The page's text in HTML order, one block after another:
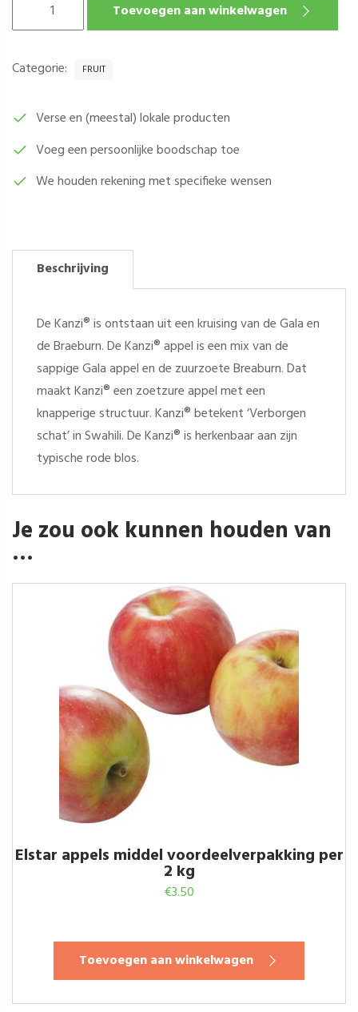
AANTAL
Toevoegen aan winkelwagen
Categorie: FRUIT
Verse en (meestal) lokale producten
Voeg een persoonlijke boodschap toe
We houden rekening met specifieke wensen
Beschrijving
De Kanzi® is ontstaan uit een kruising van de Gala en
de Braeburn. De Kanzi® appel is een mix van de
sappige Gala appel en de zuurzoete Breaburn. Dat
maakt Kanzi® een zoetzure appel met een
knapperige structuur. Kanzi® betekent ‘Verborgen
schat’ in Swahili. De Kanzi® is herkenbaar aan zijn
typische rode blos.
Je zou ook kunnen houden van
…
Elstar appels middel voordeelverpakking per
2 kg
€3.50
Toevoegen aan winkelwagen